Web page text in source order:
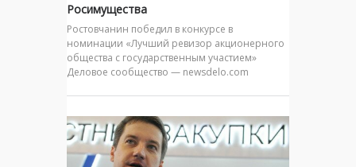
Росимущества
Ростовчанин победил в конкурсе в
номинации «Лучший ревизор акционерного
общества с государственным участием»
Деловое сообщество — newsdelo.com